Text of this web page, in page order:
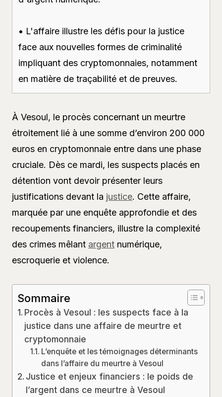
• L'affaire illustre les défis pour la justice
face aux nouvelles formes de criminalité
impliquant des cryptomonnaies, notamment
en matière de traçabilité et de preuves.
À Vesoul, le procès concernant un meurtre
étroitement lié à une somme d’environ 200 000
euros en cryptomonnaie entre dans une phase
cruciale. Dès ce mardi, les suspects placés en
détention vont devoir présenter leurs
justifications devant la justice. Cette affaire,
marquée par une enquête approfondie et des
recoupements financiers, illustre la complexité
des crimes mêlant argent numérique,
escroquerie et violence.
Sommaire
Procès à Vesoul : les suspects face à la
justice dans une affaire de meurtre et
cryptomonnaie
L’enquête et les témoignages déterminants
dans l’affaire du meurtre à Vesoul
Justice et enjeux financiers : le poids de
l’argent dans ce meurtre à Vesoul